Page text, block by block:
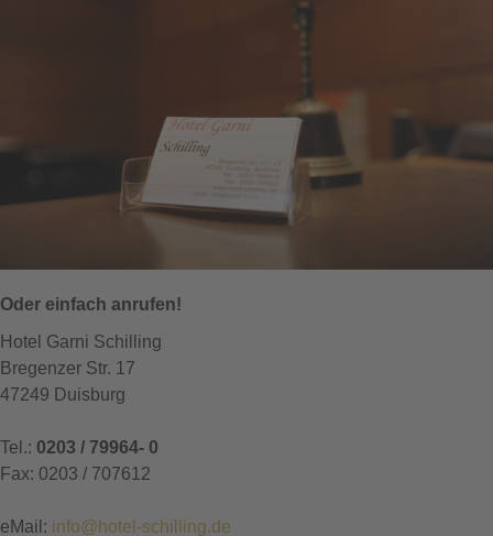
Oder einfach anrufen!
Hotel Garni Schilling
Bregenzer Str. 17
47249 Duisburg
Tel.: 0203 / 79964- 0
Fax: 0203 / 707612
eMail: info@hotel-schilling.de